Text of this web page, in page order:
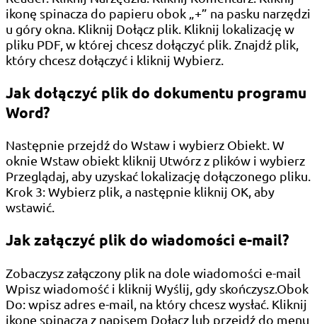
ikonę spinacza do papieru obok „+” na pasku narzędzi
u góry okna. Kliknij Dołącz plik. Kliknij lokalizację w
pliku PDF, w której chcesz dołączyć plik. Znajdź plik,
który chcesz dołączyć i kliknij Wybierz.
Jak dołączyć plik do dokumentu programu
Word?
Następnie przejdź do Wstaw i wybierz Obiekt. W
oknie Wstaw obiekt kliknij Utwórz z plików i wybierz
Przeglądaj, aby uzyskać lokalizację dołączonego pliku.
Krok 3: Wybierz plik, a następnie kliknij OK, aby
wstawić.
Jak załączyć plik do wiadomości e-mail?
Zobaczysz załączony plik na dole wiadomości e-mail
Wpisz wiadomość i kliknij Wyślij, gdy skończysz.Obok
Do: wpisz adres e-mail, na który chcesz wysłać. Kliknij
ikonę spinacza z napisem Dołącz lub przejdź do menu